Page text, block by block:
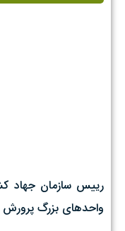
رییس سازمان جهاد
واحدهای بزرگ